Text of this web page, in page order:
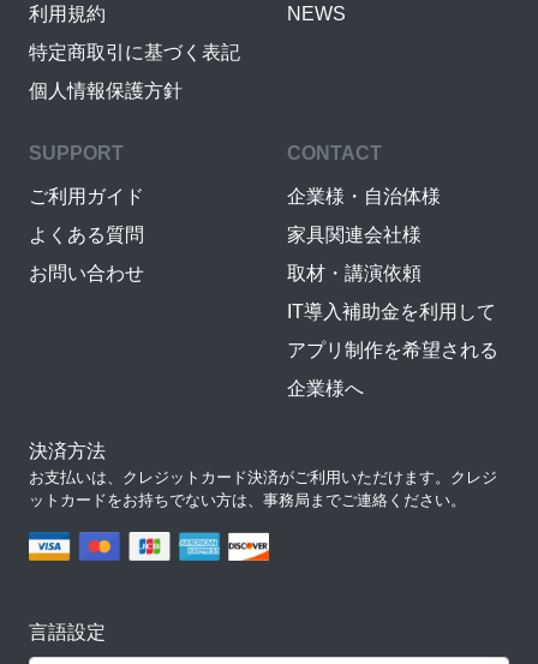
利用規約
特定商取引に基づく表記
個人情報保護方針
NEWS
SUPPORT
ご利用ガイド
よくある質問
お問い合わせ
CONTACT
企業様・自治体様
家具関連会社様
取材・講演依頼
IT導入補助金を利用して
アプリ制作を希望される
企業様へ
決済方法
お支払いは、クレジットカード決済がご利用いただけます。クレジ
ットカードをお持ちでない方は、事務局までご連絡ください。
言語設定